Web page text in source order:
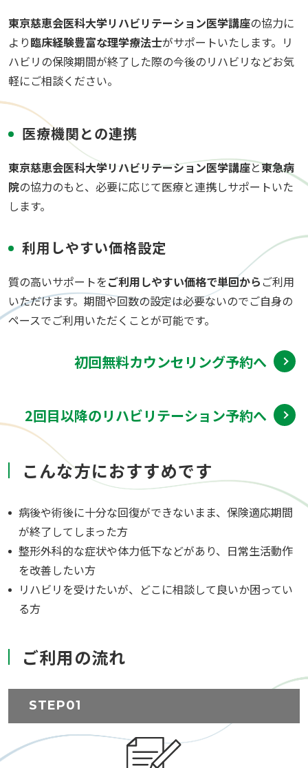
東京慈恵会医科大学リハビリテーション医学講座の協力に
より臨床経験豊富な理学療法士がサポートいたします。リ
ハビリの保険期間が終了した際の今後のリハビリなどお気
軽にご相談ください。
医療機関との連携
東京慈恵会医科大学リハビリテーション医学講座と東急病
院の協力のもと、必要に応じて医療と連携しサポートいた
します。
利用しやすい価格設定
質の高いサポートをご利用しやすい価格で単回から ご利用
いただけます。期間や回数の設定は必要ないのでご自身の
ペースでご利用いただくことが可能です。
初回無料カウンセリング予約へ
2回目以降のリハビリテーション予約へ
こんな方におすすめです
病後や術後に十分な回復ができないまま、保険適応期間
が終了してしまった方
整形外科的な症状や体力低下などがあり、日常生活動作
を改善したい方
リハビリを受けたいが、どこに相談して良いか困ってい
る方
ご利用の流れ
STEP01